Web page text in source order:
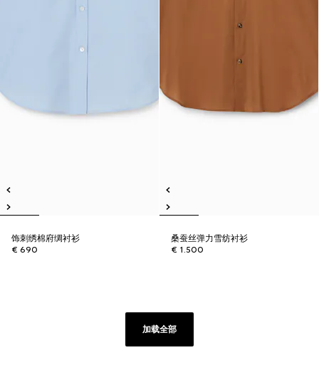
饰刺绣棉府绸衬衫
€ 690
桑蚕丝弹力雪纺衬衫
€ 1.500
加载全部